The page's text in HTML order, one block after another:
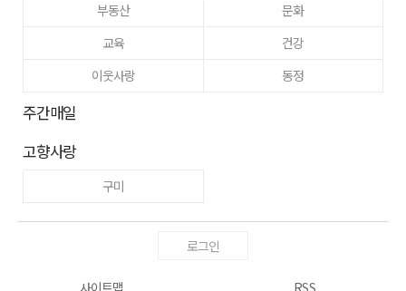
부동산
문화
교육
건강
이웃사랑
동정
주간매일
고향사랑
구미
로그인